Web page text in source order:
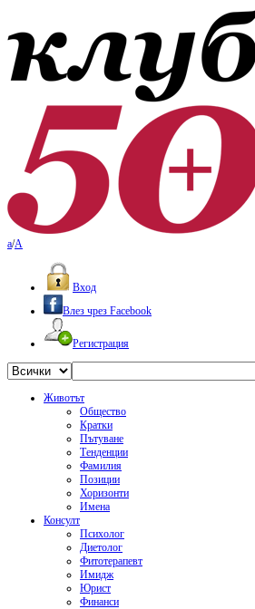
a/A
Вход
Влез чрез Facebook
Регистрация
Животът
Общество
Кратки
Пътуване
Тенденции
Фамилия
Позиции
Хоризонти
Имена
Консулт
Психолог
Диетолог
Фитотерапевт
Имидж
Юрист
Финанси